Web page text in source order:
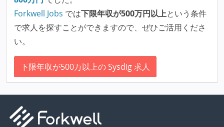
Forkwell Jobs では下限年収が500万円以上という条件
で求人を探すことができますので、ぜひご活用くださ
い。
下限年収が500万以上の Sysdig 求人